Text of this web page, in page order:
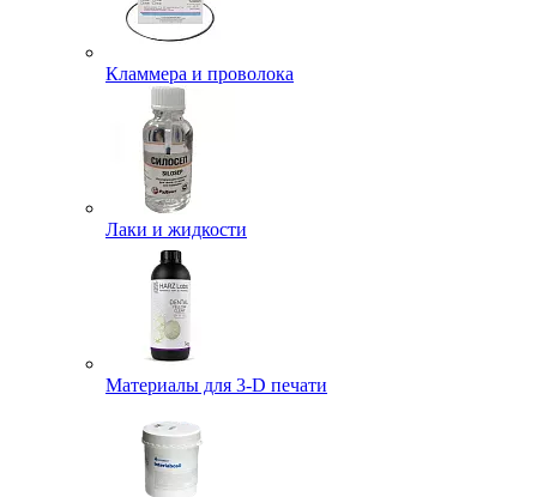
Кламмера и проволока
Лаки и жидкости
Материалы для 3-D печати